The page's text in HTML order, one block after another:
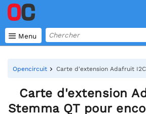
 Menu
Opencircuit Carte d'extension Adafruit
Carte d'extension
Stemma QT pour